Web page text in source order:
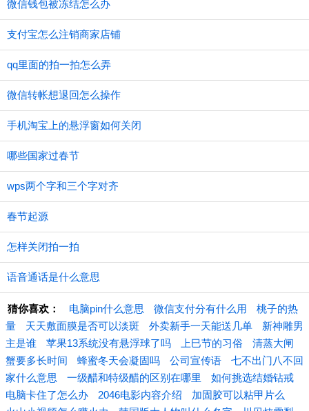
微信钱包被冻结怎么办
支付宝怎么注销商家店铺
qq里面的拍一拍怎么弄
微信转帐想退回怎么操作
手机淘宝上的悬浮窗如何关闭
哪些国家过春节
wps两个字和三个字对齐
春节起源
怎样关闭拍一拍
语音通话是什么意思
猜你喜欢： 电脑pin什么意思 微信支付分有什么用
桃子的热
量
天天敷面膜是否可以淡斑 外卖新手一天能送几单
新神雕男
主是谁
苹果13系统没有悬浮球了吗 上巳节的习俗
清蒸大闸
蟹要多长时间
蜂蜜冬天会凝固吗 公司宣传语
七不出门八不回
家什么意思
一级醋和特级醋的区别在哪里
如何挑选结婚钻戒
电脑卡住了怎么办
2046电影内容介绍
加固胶可以粘甲片么